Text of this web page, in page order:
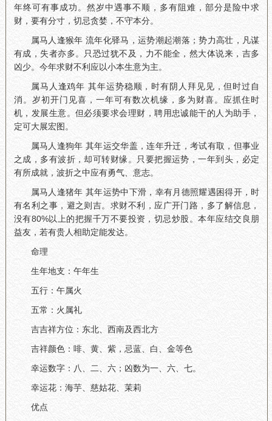
年终可有事成功。然岁中遇事不顺，多有阻难，部分是险中求
财，要有分寸，切忌贪婪，不守本分。
属马人逢猴年 流年化驿马，运势潮起潮落；势力高壮，凡谋
有成，失者亦多。只恐过犹不及，力不能全，然大体说来，吉多
凶少。今年求财不利应以小本生意为主。
属马人逢鸡年 其年运势稳顺，时有阴人拜见见，但时过自
消。岁初开门见喜，一年可有数次机缘，多为财喜。应抓住时
机，发展生意。但必须要求会理财，聘用忠诚能干的人为助手，
定可大展宏图。
属马人逢狗年 其年运交华盖，连年升迁，考试有取，但事业
之成，多有波折，却可转财缘。只要把握运势，一年到头，必定
有所成就，波折之中应有勇气、意志。
属马人逢猪年 其年运势中下滑，幸有月德照耀遇困得开，时
有名利之事，避之则吉。求财不利，应广开门路，多了解信息，
没有80%以上的把握千万不要投资，切忌炒股。本年应结交良朋
益友，若有贵人相助定能发达。
命理
生年地支：午年生
五行：午属火
五常：火属礼
吉吉祥方位：东北、西南及西北方
吉祥颜色：啡、黄、紫，忌蓝、白、金等色
幸运数字：八、二、六；凶数为一、六、七。
幸运花：海芋、慈姑花、茉莉
优点